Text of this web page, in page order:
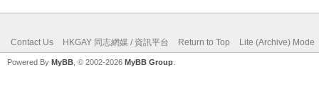
Contact Us HKGAY 同志網媒 / 資訊平台 Return to Top Lite (Archive) Mode
Powered By MyBB , © 2002-2026 MyBB Group